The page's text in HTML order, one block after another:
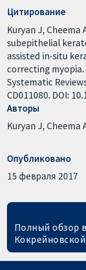
Цитирование
Kuryan J, Cheema
subepithelial
assisted in-situ
correcting
Systematic
CD011080. DOI:
Авторы
Kuryan J Cheema
Опубликовано
15 февраля 2017
Полный обзор в